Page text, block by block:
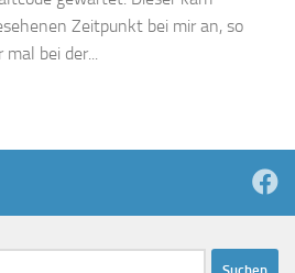
Zeitpunkt bei mir an, so
mal bei der...